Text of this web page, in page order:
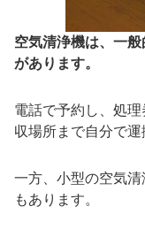
空気清浄機は、一般
があります。
電話で予約し、処
収場所まで自分で運
一方、小型の空気
もあります。